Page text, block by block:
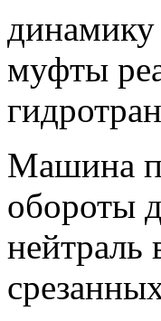
динамику
муфты
Машина
обороты
нейтраль